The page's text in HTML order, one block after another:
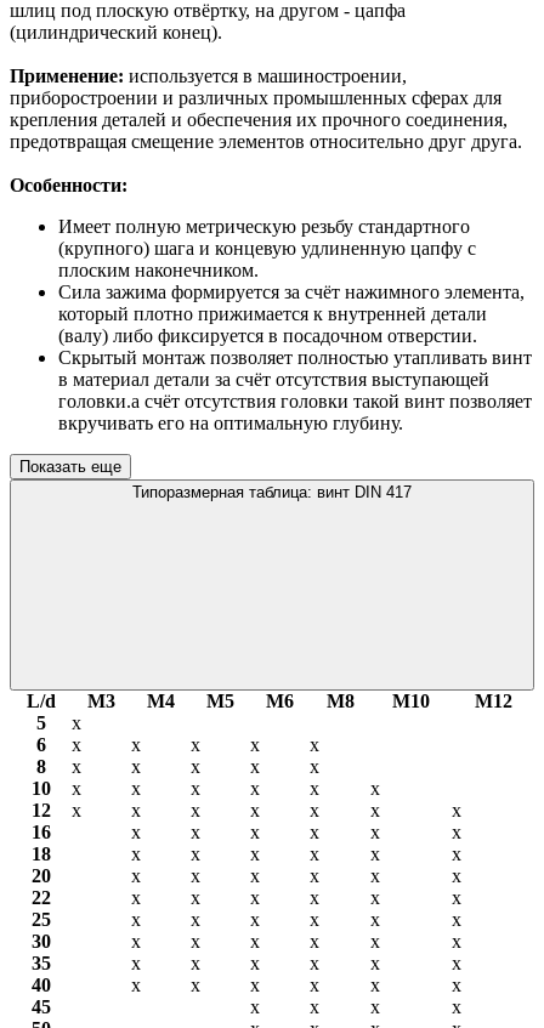
шлиц под плоскую отвёртку, на другом - цапфа
(цилиндрический конец).
Применение: используется в машиностроении,
приборостроении и различных промышленных сферах для
крепления деталей и обеспечения их прочного соединения,
предотвращая смещение элементов относительно друг друга.
Особенности:
Имеет полную метрическую резьбу стандартного
(крупного) шага и концевую удлиненную цапфу с
плоским наконечником.
Сила зажима формируется за счёт нажимного элемента,
который плотно прижимается к внутренней детали
(валу) либо фиксируется в посадочном отверстии.
Скрытый монтаж позволяет полностью утапливать винт
в материал детали за счёт отсутствия выступающей
головки.а счёт отсутствия головки такой винт позволяет
вкручивать его на оптимальную глубину.
Показать еще
Типоразмерная таблица: винт DIN 417
L/d М3 М4 М5 М6 М8 М10
М12
5
х
6
х х х х
х
8
х х х х
х
10
х х х х х
х
12
х х х х х х
х
16
х х х х х
х
18
х х х х х
х
20
х х х х х
х
22
х х х х х
х
25
х х х х х
х
30
х х х х х
х
35
х х х х х
х
40
х х х х х
х
45
х х х
х